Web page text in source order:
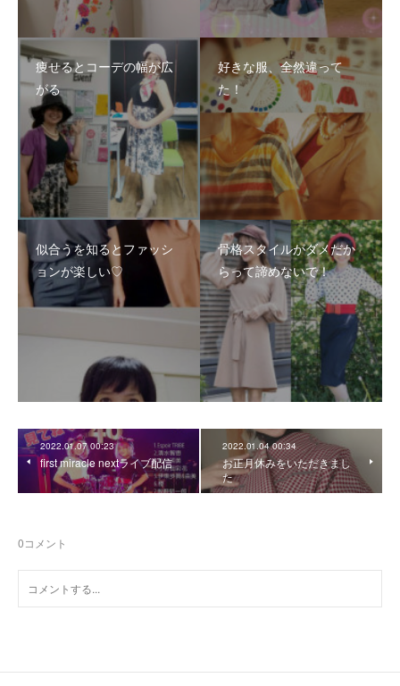
痩せるとコーデの幅が広
がる
好きな服、全然違って
た！
似合うを知るとファッシ
ョンが楽しい♡
骨格スタイルがダメだか
らって諦めないで！
2022.01.07 00:23
first miracle nextライブ配信
2022.01.04 00:34
お正月休みをいただきまし
た
0コメント